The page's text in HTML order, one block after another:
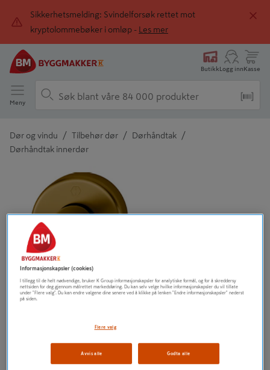
Sikkerhetsmelding: Svindelforsøk rettet mot
kryptolommebøker i omløp -
Les mer
ButikkLogg innKasse
Meny
Dør og vindu / Tilbehør dør / Dørhåndtak /
Dørhåndtak innerdør
Detaljert beskrivelse finnes i produktbeskrivelsen
Informasjonskapsler (cookies)
I tillegg til de helt nødvendige, bruker K Group informasjonskapsler for analytiske formål, og for å skreddersy
nettsiden for deg gjennom målrettet markedsføring. Du kan selv velge hvilke informasjonskapsler du vil tillate
under "Flere valg". Du kan endre valgene dine senere ved å klikke på lenken "Endre informasjonskapsler" nederst
på siden.
Flere valg
Avvis alle Godta alle